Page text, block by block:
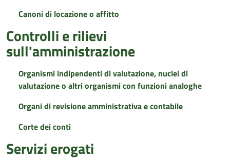
Canoni di locazione o affitto
Controlli e rilievi
sull'amministrazione
Organismi indipendenti di valutazione, nuclei di
valutazione o altri organismi con funzioni analoghe
Organi di revisione amministrativa e contabile
Corte dei conti
Servizi erogati